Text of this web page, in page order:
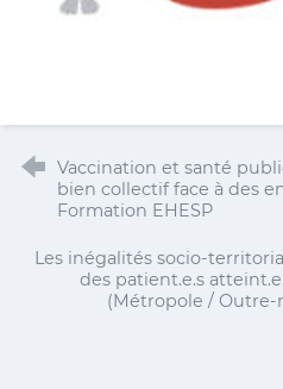
Vaccination et santé
bien collectif face à des
Formation EHESP
Les inégalités socio-
des patient.e.s
(Métropole / Outre-